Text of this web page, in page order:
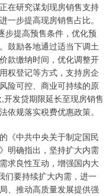
研究谋划现房销售支持
一步提高现房销售占比。
步提高预售条件，优化预
鼓励各地通过适当下调土
款缴纳时间，优化调整开
权登记等方式，支持房企
险可控、商业可持续的原
发贷期限延长至现房销售
依规落实税费优惠政策。
中共中央关于制定国民
明确指出，坚持扩大内需
求良性互动，增强国内大
们要持续扩大内需，进一
、推动高质量发展提供强